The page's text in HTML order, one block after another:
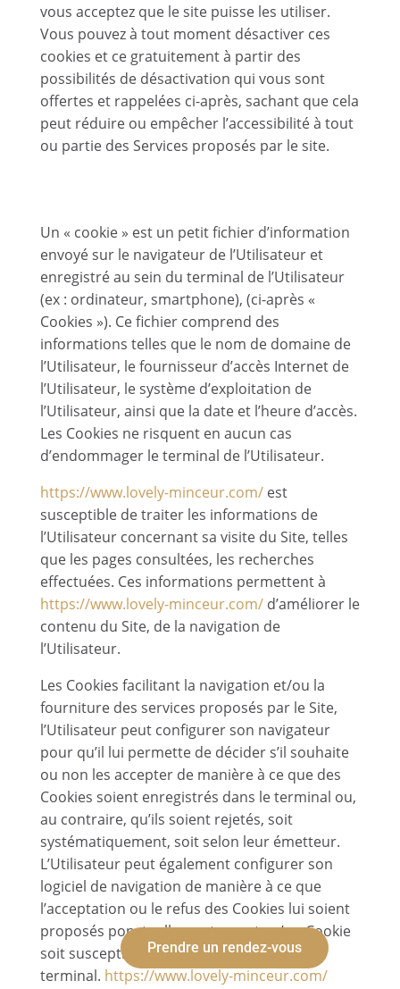
vous acceptez que le site puisse les utiliser.
Vous pouvez à tout moment désactiver ces
cookies et ce gratuitement à partir des
possibilités de désactivation qui vous sont
offertes et rappelées ci-après, sachant que cela
peut réduire ou empêcher l’accessibilité à tout
ou partie des Services proposés par le site.
Un « cookie » est un petit fichier d’information
envoyé sur le navigateur de l’Utilisateur et
enregistré au sein du terminal de l’Utilisateur
(ex : ordinateur, smartphone), (ci-après «
Cookies »). Ce fichier comprend des
informations telles que le nom de domaine de
l’Utilisateur, le fournisseur d’accès Internet de
l’Utilisateur, le système d’exploitation de
l’Utilisateur, ainsi que la date et l’heure d’accès.
Les Cookies ne risquent en aucun cas
d’endommager le terminal de l’Utilisateur.
https://www.lovely-minceur.com/ est
susceptible de traiter les informations de
l’Utilisateur concernant sa visite du Site, telles
que les pages consultées, les recherches
effectuées. Ces informations permettent à
https://www.lovely-minceur.com/ d’améliorer le
contenu du Site, de la navigation de
l’Utilisateur.
Les Cookies facilitant la navigation et/ou la
fourniture des services proposés par le Site,
l’Utilisateur peut configurer son navigateur
pour qu’il lui permette de décider s’il souhaite
ou non les accepter de manière à ce que des
Cookies soient enregistrés dans le terminal ou,
au contraire, qu’ils soient rejetés, soit
systématiquement, soit selon leur émetteur.
L’Utilisateur peut également configurer son
logiciel de navigation de manière à ce que
l’acceptation ou le refus des Cookies lui soient
proposés ponctuellement, avant qu’un Cookie
soit susceptible d’être enregistré dans son
terminal. https://www.lovely-minceur.com/
Prendre un rendez-vous